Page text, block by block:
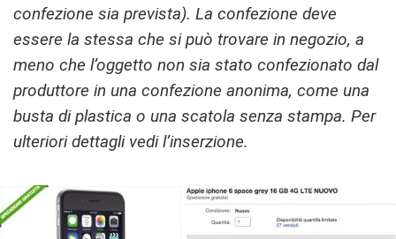
confezione sia prevista). La confezione deve
essere la stessa che si può trovare in negozio, a
meno che l’oggetto non sia stato confezionato dal
produttore in una confezione anonima, come una
busta di plastica o una scatola senza stampa. Per
ulteriori dettagli vedi l’inserzione.